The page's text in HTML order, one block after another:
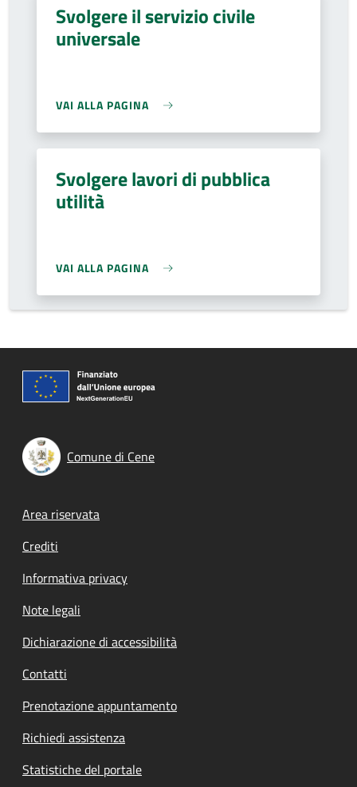
Svolgere il servizio civile
universale
VAI ALLA PAGINA
Svolgere lavori di pubblica
utilità
VAI ALLA PAGINA
Comune di Cene
Footer menu
Area riservata
Crediti
Informativa privacy
Note legali
Dichiarazione di accessibilità
Contatti
Prenotazione appuntamento
Richiedi assistenza
Statistiche del portale